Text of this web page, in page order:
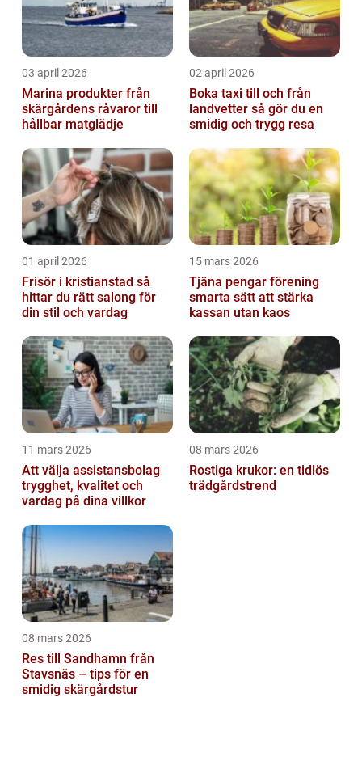
03 april 2026
Marina produkter från
skärgårdens råvaror till
hållbar matglädje
02 april 2026
Boka taxi till och från
landvetter så gör du en
smidig och trygg resa
01 april 2026
Frisör i kristianstad så
hittar du rätt salong för
din stil och vardag
15 mars 2026
Tjäna pengar förening
smarta sätt att stärka
kassan utan kaos
11 mars 2026
Att välja assistansbolag
trygghet, kvalitet och
vardag på dina villkor
08 mars 2026
Rostiga krukor: en tidlös
trädgårdstrend
08 mars 2026
Res till Sandhamn från
Stavsnäs – tips för en
smidig skärgårdstur